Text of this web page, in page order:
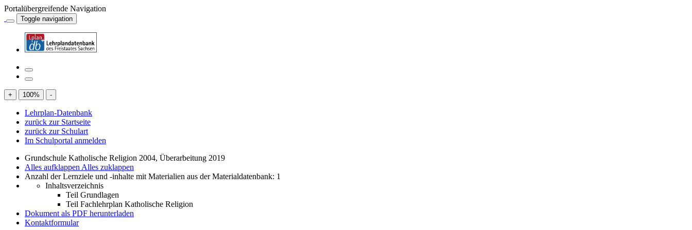
Portalübergreifende Navigation
Toggle navigation
+ 100% -
Lehrplan-Datenbank
zurück zur Startseite
zurück zur Schulart
Im Schulportal anmelden
Grundschule Katholische Religion 2004, Überarbeitung 2019
Alles aufklappen Alles zuklappen
Anzahl der Lernziele und -inhalte mit Materialien aus der Materialdatenbank: 1
Inhaltsverzeichnis
Teil Grundlagen
Teil Fachlehrplan Katholische Religion
Dokument als PDF herunterladen
Kontaktformular